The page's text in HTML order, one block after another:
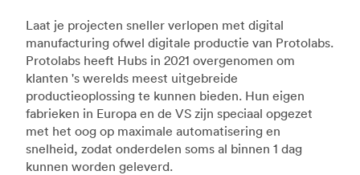
Laat je projecten sneller verlopen met digital
manufacturing ofwel digitale productie van Protolabs.
Protolabs heeft Hubs in 2021 overgenomen om
klanten 's werelds meest uitgebreide
productieoplossing te kunnen bieden. Hun eigen
fabrieken in Europa en de VS zijn speciaal opgezet
met het oog op maximale automatisering en
snelheid, zodat onderdelen soms al binnen 1 dag
kunnen worden geleverd.